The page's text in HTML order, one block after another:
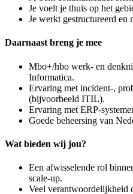
Je voelt je thuis op het
Je werkt gestructureerd en
Daarnaast breng je mee
Mbo+/hbo werk- en
Informatica.
Ervaring met incident-,
(bijvoorbeeld ITIL).
Ervaring met ERP-
Goede beheersing van
Wat bieden wij jou?
Een afwisselende rol
scale-up.
Veel verantwoordelijkheid